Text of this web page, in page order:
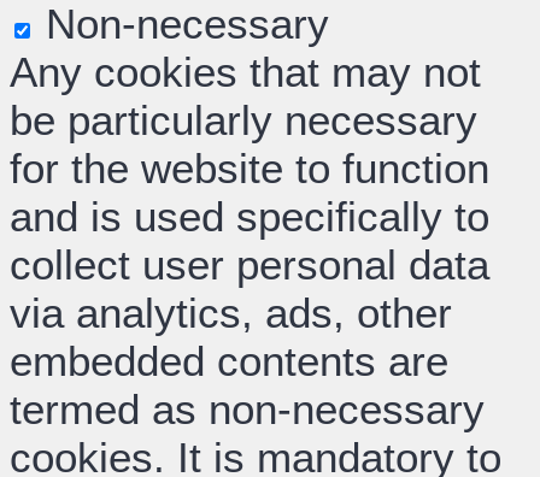
Non-necessary
Any cookies that may not
be particularly necessary
for the website to function
and is used specifically to
collect user personal data
via analytics, ads, other
embedded contents are
termed as non-necessary
cookies. It is mandatory to